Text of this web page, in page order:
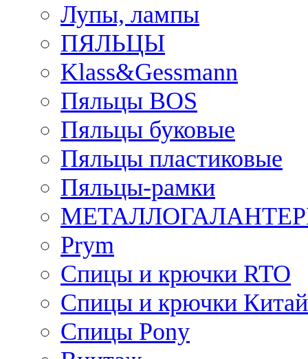
Лупы, лампы
ПЯЛЬЦЫ
Klass&Gessmann
Пяльцы BOS
Пяльцы буковые
Пяльцы пластиковые
Пяльцы-рамки
Prym
Спицы и крючки RTO
Спицы и крючки Китай
Спицы Pony